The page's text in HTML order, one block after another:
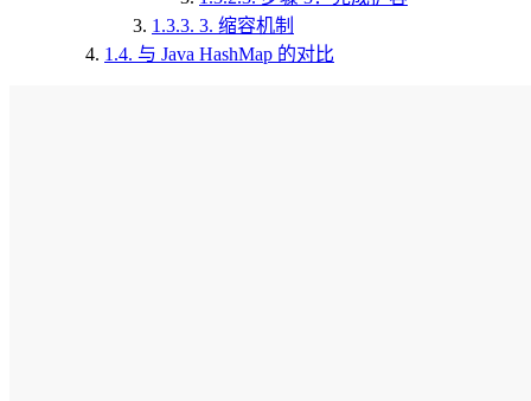
1.3.3. 3. 缩容机制
1.4. 与 Java HashMap 的对比